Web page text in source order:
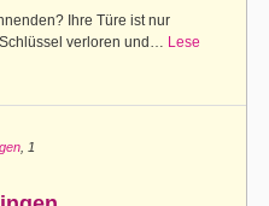
Ihre Türe ist nur
verloren und… Lese
, 1